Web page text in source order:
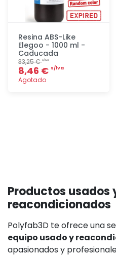
Resina ABS-Like
Elegoo - 1000 ml -
Caducada
33,25 €s/lva
8,46 € s/lva
Agotado
Productos usados
reacondicionados
Polyfab3D te ofrece una
equipo usado y
apasionados y